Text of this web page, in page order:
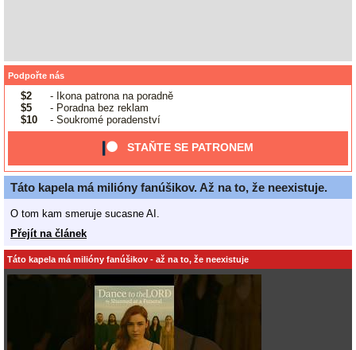
Podpořte nás
$2
- Ikona patrona na poradně
$5
- Poradna bez reklam
$10
- Soukromé poradenství
STAŇTE SE PATRONEM
Táto kapela má milióny fanúšikov. Až na to, že neexistuje.
O tom kam smeruje sucasne AI.
Přejít na článek
Táto kapela má milióny fanúšikov - až na to, že neexistuje